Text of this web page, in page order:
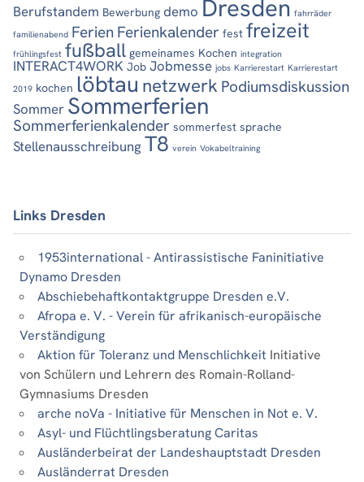
Berufstandem Bewerbung demo Dresden fahrräder
familienabend Ferien Ferienkalender fest freizeit
frühlingsfest fußball gemeinames Kochen integration
INTERACT4WORK Job Jobmesse jobs Karrierestart Karrierestart
2019 kochen löbtau netzwerk Podiumsdiskussion
Sommer Sommerferien
Sommerferienkalender sommerfest sprache
Stellenausschreibung T8 verein Vokabeltraining
Links Dresden
1953international - Antirassistische Faninitiative
Dynamo Dresden
Abschiebehaftkontaktgruppe Dresden e.V.
Afropa e. V. - Verein für afrikanisch-europäische
Verständigung
Aktion für Toleranz und Menschlichkeit Initiative
von Schülern und Lehrern des Romain-Rolland-
Gymnasiums Dresden
arche noVa - Initiative für Menschen in Not e. V.
Asyl- und Flüchtlingsberatung Caritas
Ausländerbeirat der Landeshauptstadt Dresden
Ausländerrat Dresden